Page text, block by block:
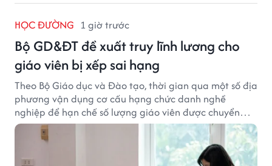
HỌC ĐƯỜNG 1 giờ trước
Bộ GD&ĐT đề xuất truy lĩnh lương cho
giáo viên bị xếp sai hạng
Theo Bộ Giáo dục và Đào tạo, thời gian qua một số địa
phương vận dụng cơ cấu hạng chức danh nghề
nghiệp để hạn chế số lượng giáo viên được chuyển
xếp từ hạng cũ sang hạng tương ứng theo quy định
mới, gây những bất cập.